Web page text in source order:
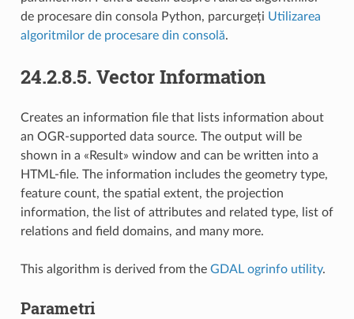
de procesare din consola Python, parcurgeți Utilizarea
algoritmilor de procesare din consolă.
24.2.8.5. Vector Information
Creates an information file that lists information about
an OGR-supported data source. The output will be
shown in a «Result» window and can be written into a
HTML-file. The information includes the geometry type,
feature count, the spatial extent, the projection
information, the list of attributes and related type, list of
relations and field domains, and many more.
This algorithm is derived from the GDAL ogrinfo utility.
Parametri